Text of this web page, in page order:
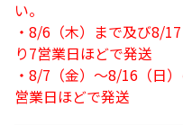
い。
・8/6（木）まで及び8/
り7営業日ほどで発送
・8/7（金）～8/16（日
営業日ほどで発送